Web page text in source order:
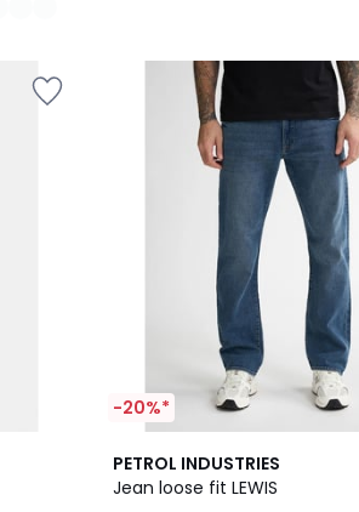
-20%*
PETROL INDUSTRIES
Jean loose fit LEWIS
3
Couleurs